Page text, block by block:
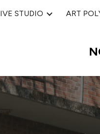
to main content
STUDIO ART